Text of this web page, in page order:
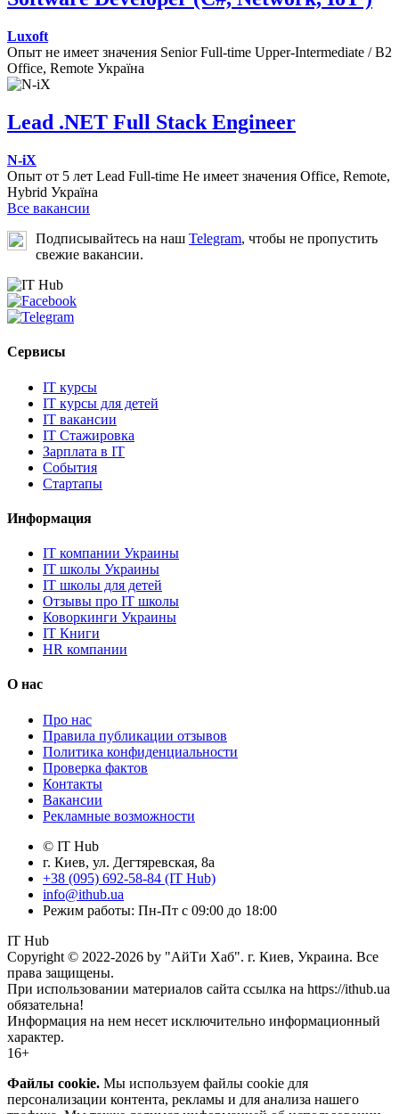
Luxoft
Опыт не имеет значения Senior Full-time Upper-Intermediate / B2
Office, Remote Україна
Lead .NET Full Stack Engineer
N-iX
Опыт от 5 лет Lead Full-time Не имеет значения Office, Remote,
Hybrid Україна
Все вакансии
Подписывайтесь на наш Telegram, чтобы не пропустить
свежие вакансии.
Сервисы
IT курсы
IT курсы для детей
IT вакансии
IT Стажировка
Зарплата в IT
События
Стартапы
Информация
IT компании Украины
IT школы Украины
IT школы для детей
Отзывы про IT школы
Коворкинги Украины
IT Книги
HR компании
О нас
Про нас
Правила публикации отзывов
Политика конфиденциальности
Проверка фактов
Контакты
Вакансии
Рекламные возможности
© IT Hub
г. Киев, ул. Дегтяревская, 8а
+38 (095) 692-58-84 (IT Hub)
info@ithub.ua
Режим работы: Пн-Пт с 09:00 до 18:00
IT Hub
Copyright © 2022-2026 by "АйТи Хаб". г. Киев, Украина. Все
права защищены.
При использовании материалов сайта ссылка на https://ithub.ua
обязательна!
Информация на нем несет исключительно информационный
характер.
16+
Файлы cookie. Мы используем файлы cookie для
персонализации контента, рекламы и для анализа нашего